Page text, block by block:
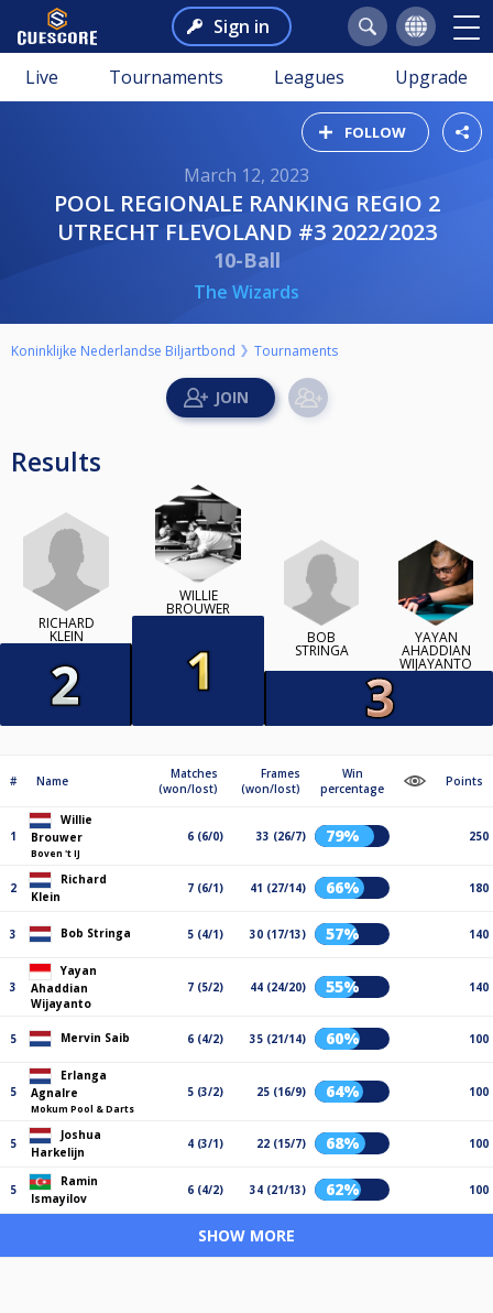
Sign in
Live Tournaments Leagues Upgrade
FOLLOW
March 12, 2023
POOL REGIONALE RANKING REGIO 2
UTRECHT FLEVOLAND #3 2022/2023
10-Ball
The Wizards
Koninklijke Nederlandse Biljartbond Tournaments
Results
RICHARD
KLEIN
WILLIE
BROUWER
BOB
STRINGA
YAYAN
AHADDIAN
WIJAYANTO
# Name
Matches
(won/lost)
Frames
(won/lost)
Win
percentage
Points
1
Willie
Brouwer
Boven 't IJ
6 (6/0) 33 (26/7) 79% 250
2
Richard
Klein
7 (6/1) 41 (27/14) 66% 180
3 Bob Stringa 5 (4/1) 30 (17/13) 57% 140
3
Yayan
Ahaddian
Wijayanto
7 (5/2) 44 (24/20) 55% 140
5 Mervin Saib 6 (4/2) 35 (21/14) 60% 100
5
Erlanga
Agnalre
Mokum Pool & Darts
5 (3/2) 25 (16/9) 64% 100
5
Joshua
Harkelijn
4 (3/1) 22 (15/7) 68% 100
5
Ramin
Ismayilov
6 (4/2) 34 (21/13) 62% 100
SHOW MORE